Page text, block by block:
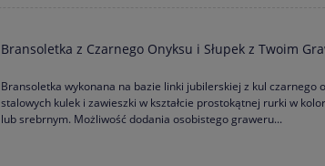
Bransoletka z Czarnego Onyksu i Słupek z Twoim
Bransoletka wykonana na bazie linki jubilerskiej z kul czarnego
stalowych kulek i zawieszki w kształcie prostokątnej rurki w
lub srebrnym. Możliwość dodania osobistego graweru...